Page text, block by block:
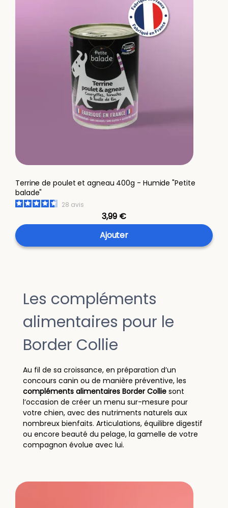
Terrine de poulet et agneau 400g - Humide "Petite
balade"
28 avis
3,99 €
Ajouter
Les compléments
alimentaires pour le
Border Collie
Au fil de sa croissance, en préparation d’un
concours canin ou de manière préventive, les
compléments alimentaires Border Collie sont
l’occasion de créer un menu sur-mesure pour
votre chien, avec des nutriments naturels aux
nombreux bienfaits. Articulations, équilibre digestif
ou encore beauté du pelage, la gamelle de votre
compagnon évolue avec lui.